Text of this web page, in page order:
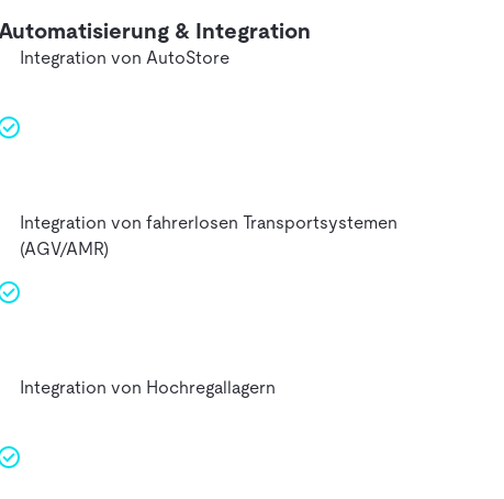
Automatisierung & Integration
Integration von AutoStore
Integration von fahrerlosen Transportsystemen
(AGV/AMR)
Integration von Hochregallagern